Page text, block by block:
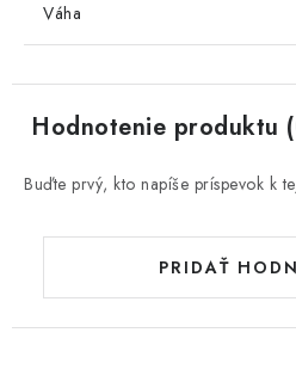
Váha
Hodnotenie produktu
Buďte prvý, kto napíše príspevok k
PRIDAŤ